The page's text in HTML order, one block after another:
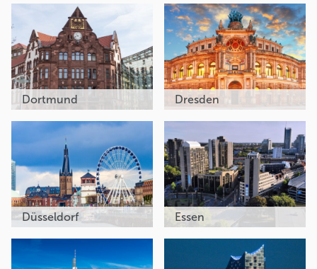
Dortmund Dresden
Düsseldorf Essen